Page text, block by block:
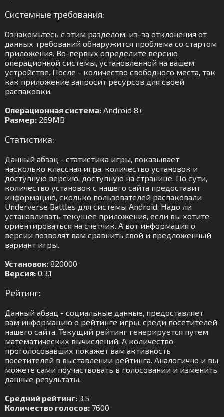
Системные требования:
Ознакомьтесь с этим разделом, из-за отклонения от
данных требований обнаружится проблема со стартом
приложения. Во-первых определите версию
операционной системы, установленной на вашем
устройстве. После - количество свободного места, так
как приложение запросит ресурсов для своей
распаковки.
Операционная система: Android 8+
Размер: 269MB
Статистика:
Данный абзац - статистика игры, показывает
насколько классная игра, количество установок и
доступную версию, доступную на странице. По сути,
количество установок с нашего сайта предоставит
информацию, сколько пользователей распаковали
Underverse Battles для системы Android. Надо ли
устанавливать текущее приложения, если вы хотите
ориентироваться на счетчик. А вот информация о
версии позволят вам сравнить свой и предложенный
вариант игры.
Установок: 820000
Версия: 0.3.1
Рейтинг:
Данный абзац - социальные данные, предоставляет
вам информацию о рейтинге игры, среди посетителей
нашего сайта. Текущий рейтинг генерируется путем
математических вычислений. А количество
проголосовавших покажет вам активность
посетителей в выставлении рейтинга. Аналогично и вы
можете сами поучаствовать в голосовании и изменить
данные результаты.
Средний рейтинг: 3.5
Количество голосов: 7600